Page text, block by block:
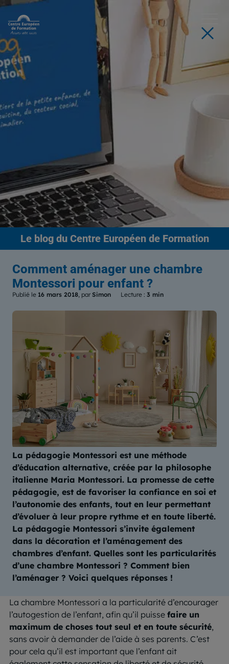
Le blogdu Centre Européen de Formation
Comment aménager une chambre
Montessori pour enfant ?
Publié le 16 mars 2018, par Simon Lecture : 3 min
La pédagogie Montessori est une méthode
d’éducation alternative, créée par la philosophe
italienne Maria Montessori. La promesse de cette
pédagogie, est de favoriser la confiance en soi et
l’autonomie des enfants, tout en leur permettant
d’évoluer à leur propre rythme et en toute liberté.
La pédagogie Montessori s’invite également
dans la décoration et l’aménagement des
chambres d’enfant. Quelles sont les particularités
d’une chambre Montessori ? Comment bien
l’aménager ? Voici quelques réponses !
La chambre Montessori a la particularité d’encourager
l’autogestion de l’enfant, afin qu’il puisse faire un
maximum de choses tout seul et en toute sécurité,
sans avoir à demander de l’aide à ses parents. C’est
pour cela qu’il est important que l’enfant ait